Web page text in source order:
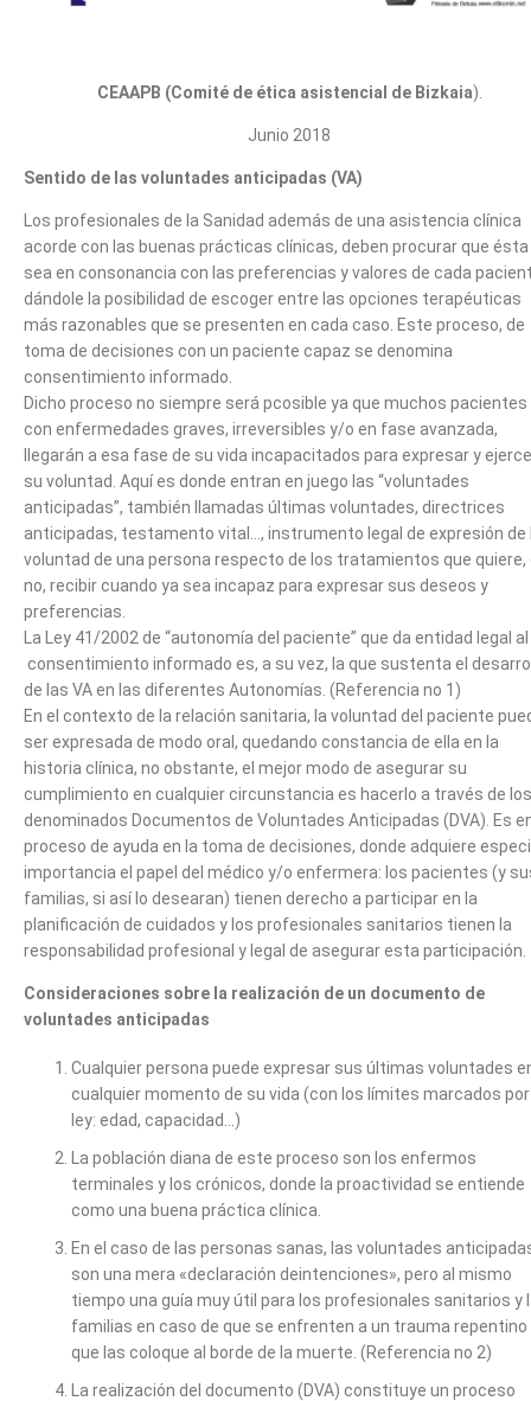
CEAAPB (Comité de ética asistencial de Bizkaia).
Junio 2018
Sentido de las voluntades anticipadas (VA)
Los profesionales de la Sanidad además de una asistencia clínica
acorde con las buenas prácticas clínicas, deben procurar que ésta
sea en consonancia con las preferencias y valores de cada
dándole la posibilidad de escoger entre las opciones terapéuticas
más razonables que se presenten en cada caso. Este proceso, de
toma de decisiones con un paciente capaz se denomina
consentimiento informado.
Dicho proceso no siempre será pcosible ya que muchos pacientes
con enfermedades graves, irreversibles y/o en fase avanzada,
llegarán a esa fase de su vida incapacitados para expresar y
su voluntad. Aquí es donde entran en juego las “voluntades
anticipadas”, también llamadas últimas voluntades, directrices
anticipadas, testamento vital…, instrumento legal de expresión de
voluntad de una persona respecto de los tratamientos que quiere,
no, recibir cuando ya sea incapaz para expresar sus deseos y
preferencias.
La Ley 41/2002 de “autonomía del paciente” que da entidad legal al
consentimiento informado es, a su vez, la que sustenta el
de las VA en las diferentes Autonomías. (Referencia no 1)
En el contexto de la relación sanitaria, la voluntad del paciente
ser expresada de modo oral, quedando constancia de ella en la
historia clínica, no obstante, el mejor modo de asegurar su
cumplimiento en cualquier circunstancia es hacerlo a través de los
denominados Documentos de Voluntades Anticipadas (DVA). Es
proceso de ayuda en la toma de decisiones, donde adquiere
importancia el papel del médico y/o enfermera: los pacientes (y
familias, si así lo desearan) tienen derecho a participar en la
planificación de cuidados y los profesionales sanitarios tienen la
responsabilidad profesional y legal de asegurar esta participación.
Consideraciones sobre la realización de un documento de
voluntades anticipadas
Cualquier persona puede expresar sus últimas voluntades
cualquier momento de su vida (con los límites marcados
ley: edad, capacidad…)
La población diana de este proceso son los enfermos
terminales y los crónicos, donde la proactividad se entiende
como una buena práctica clínica.
En el caso de las personas sanas, las voluntades
son una mera «declaración deintenciones», pero al mismo
tiempo una guía muy útil para los profesionales sanitarios y
familias en caso de que se enfrenten a un trauma repentino
que las coloque al borde de la muerte. (Referencia no 2)
La realización del documento (DVA) constituye un proceso